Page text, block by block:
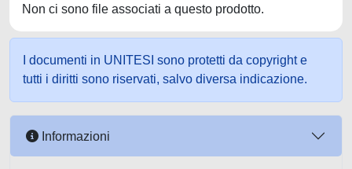
Non ci sono file associati a questo prodotto.
I documenti in UNITESI sono protetti da copyright e
tutti i diritti sono riservati, salvo diversa indicazione.
Informazioni